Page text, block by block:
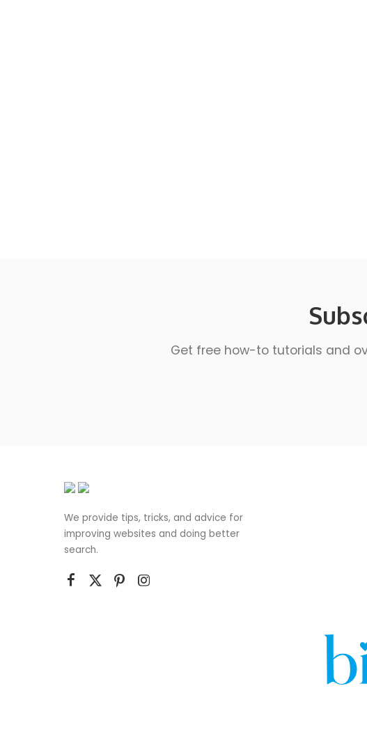
Get free how-to tutorials and
We provide tips, tricks, and advice for
improving websites and doing better
search.